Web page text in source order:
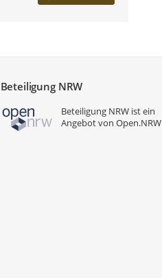
Beteiligung NRW
Beteiligung NRW ist ein
Angebot vonOpen.NRW